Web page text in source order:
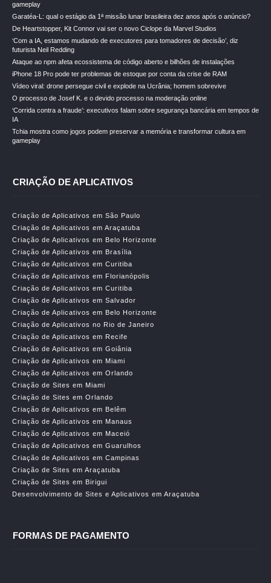
gameplay
Garatéa-L: qual o estágio da 1ª missão lunar brasileira dez anos após o anúncio?
De Heartstopper, Kit Connor vai ser o novo Ciclope da Marvel Studios
‘Com a IA, estamos mudando de executores para tomadores de decisão’, diz
futurista Neil Redding
Ataque ao npm afeta ecossistema de código aberto e bilhões de instalações
iPhone 18 Pro pode ter problemas de estoque por conta da crise de RAM
Vídeo viral: drone persegue civil e explode na Ucrânia; homem sobrevive
O processo de Josef K. e o devido processo na moderação online
‘Corrida contra a fraude’: executivos falam sobre segurança bancária em tempos de
IA
Tchia mostra como jogos podem preservar a memória e transformar cultura em
gameplay
CRIAÇÃO DE APLICATIVOS
Criação de Aplicativos em São Paulo
Criação de Aplicativos em Araçatuba
Criação de Aplicativos em Belo Horizonte
Criação de Aplicativos em Brasília
Criação de Aplicativos em Curitiba
Criação de Aplicativos em Florianópolis
Criação de Aplicativos em Curitiba
Criação de Aplicativos em Salvador
Criação de Aplicativos em Belo Horizonte
Criação de Aplicativos no Rio de Janeiro
Criação de Aplicativos em Recife
Criação de Aplicativos em Goiânia
Criação de Aplicativos em Miami
Criação de Aplicativos em Orlando
Criação de Sites em Miami
Criação de Sites em Orlando
Criação de Aplicativos em Belêm
Criação de Aplicativos em Manaus
Criação de Aplicativos em Maceió
Criação de Aplicativos em Guarulhos
Criação de Aplicativos em Campinas
Criação de Sites em Araçatuba
Criação de Sites em Birigui
Desenvolvimento de Sites e Aplicativos em Araçatuba
FORMAS DE PAGAMENTO